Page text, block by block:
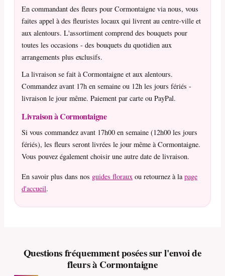
En commandant des fleurs pour Cormontaigne via nous, vous
faites appel à des fleuristes locaux qui livrent au centre-ville et
aux alentours. L'assortiment comprend des bouquets pour
toutes les occasions - des bouquets du quotidien aux
arrangements plus exclusifs.
La livraison se fait à Cormontaigne et aux alentours.
Commandez avant 17h en semaine ou 12h les jours fériés -
livraison le jour même. Paiement par carte ou PayPal.
Livraison à Cormontaigne
Si vous commandez avant 17h00 en semaine (12h00 les jours
fériés), les fleurs seront livrées le jour même à Cormontaigne.
Vous pouvez également choisir une autre date de livraison.
En savoir plus dans nos guides floraux ou retournez à lapage
d'accueil.
Questions fréquemment posées sur l'envoi de
fleurs à Cormontaigne